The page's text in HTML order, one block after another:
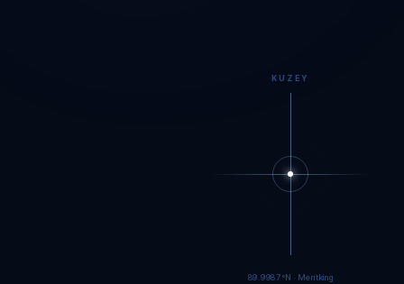
KUZEY
89.9984°N · Meritking